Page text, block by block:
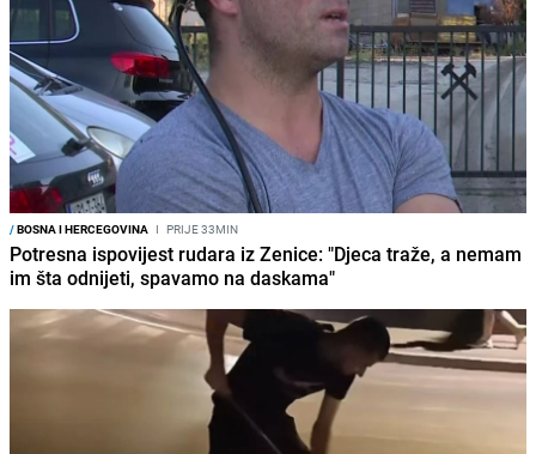
/BOSNA I HERCEGOVINA I PRIJE 33MIN
Potresna ispovijest rudara iz Zenice: "Djeca traže, a nemam
im šta odnijeti, spavamo na daskama"